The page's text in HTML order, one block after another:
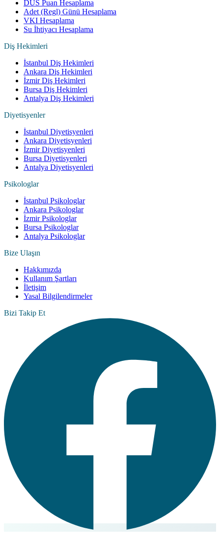
DUS Puan Hesaplama
Adet (Regl) Günü Hesaplama
VKI Hesaplama
Su İhtiyacı Hesaplama
Diş Hekimleri
İstanbul Diş Hekimleri
Ankara Diş Hekimleri
İzmir Diş Hekimleri
Bursa Diş Hekimleri
Antalya Diş Hekimleri
Diyetisyenler
İstanbul Diyetisyenleri
Ankara Diyetisyenleri
İzmir Diyetisyenleri
Bursa Diyetisyenleri
Antalya Diyetisyenleri
Psikologlar
İstanbul Psikologlar
Ankara Psikologlar
İzmir Psikologlar
Bursa Psikologlar
Antalya Psikologlar
Bize Ulaşın
Hakkımızda
Kullanım Şartları
İletişim
Yasal Bilgilendirmeler
Bizi Takip Et